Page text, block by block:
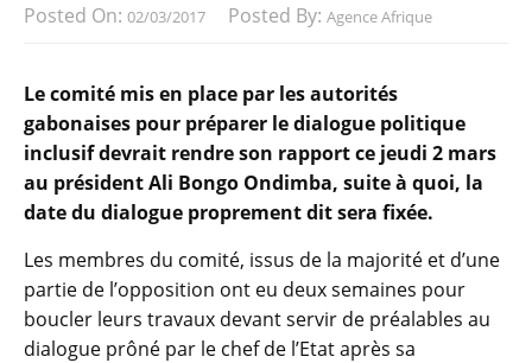
Posted On: 02/03/2017 Posted By: Agence Afrique
Le comité mis en place par les autorités
gabonaises pour préparer le dialogue politique
inclusif devrait rendre son rapport ce jeudi 2 mars
au président Ali Bongo Ondimba, suite à quoi, la
date du dialogue proprement dit sera fixée.
Les membres du comité, issus de la majorité et d’une
partie de l’opposition ont eu deux semaines pour
boucler leurs travaux devant servir de préalables au
dialogue prôné par le chef de l’Etat après sa